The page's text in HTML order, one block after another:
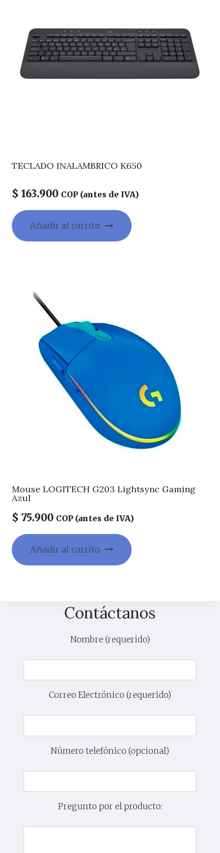
TECLADO INALAMBRICO K650
$ 163.900 COP (antes de IVA)
Añadir al carrito
Mouse LOGITECH G203 Lightsync Gaming
Azul
$ 75.900 COP (antes de IVA)
Añadir al carrito
Contáctanos
Nombre (requerido)
Correo Electrónico (requerido)
Número telefónico (opcional)
Pregunto por el producto: